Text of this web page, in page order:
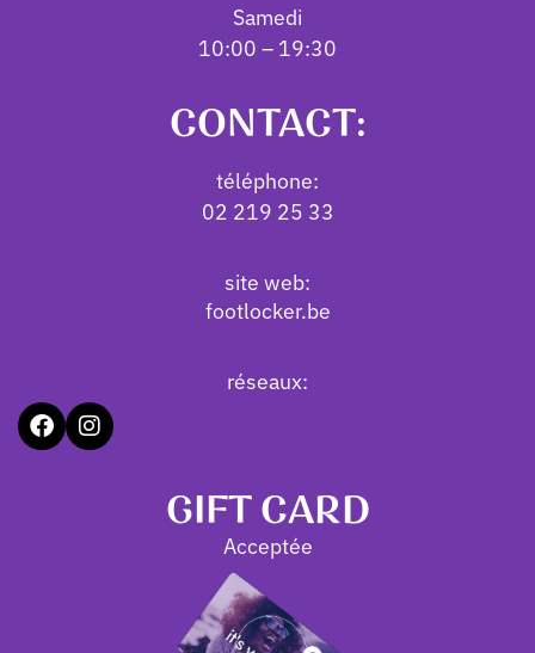
Samedi
10:00 – 19:30
CONTACT:
téléphone:
02 219 25 33
site web:
footlocker.be
réseaux:
GIFT CARD
Acceptée